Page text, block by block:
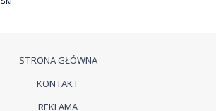
STRONA GŁÓWNA
KONTAKT
REKLAMA